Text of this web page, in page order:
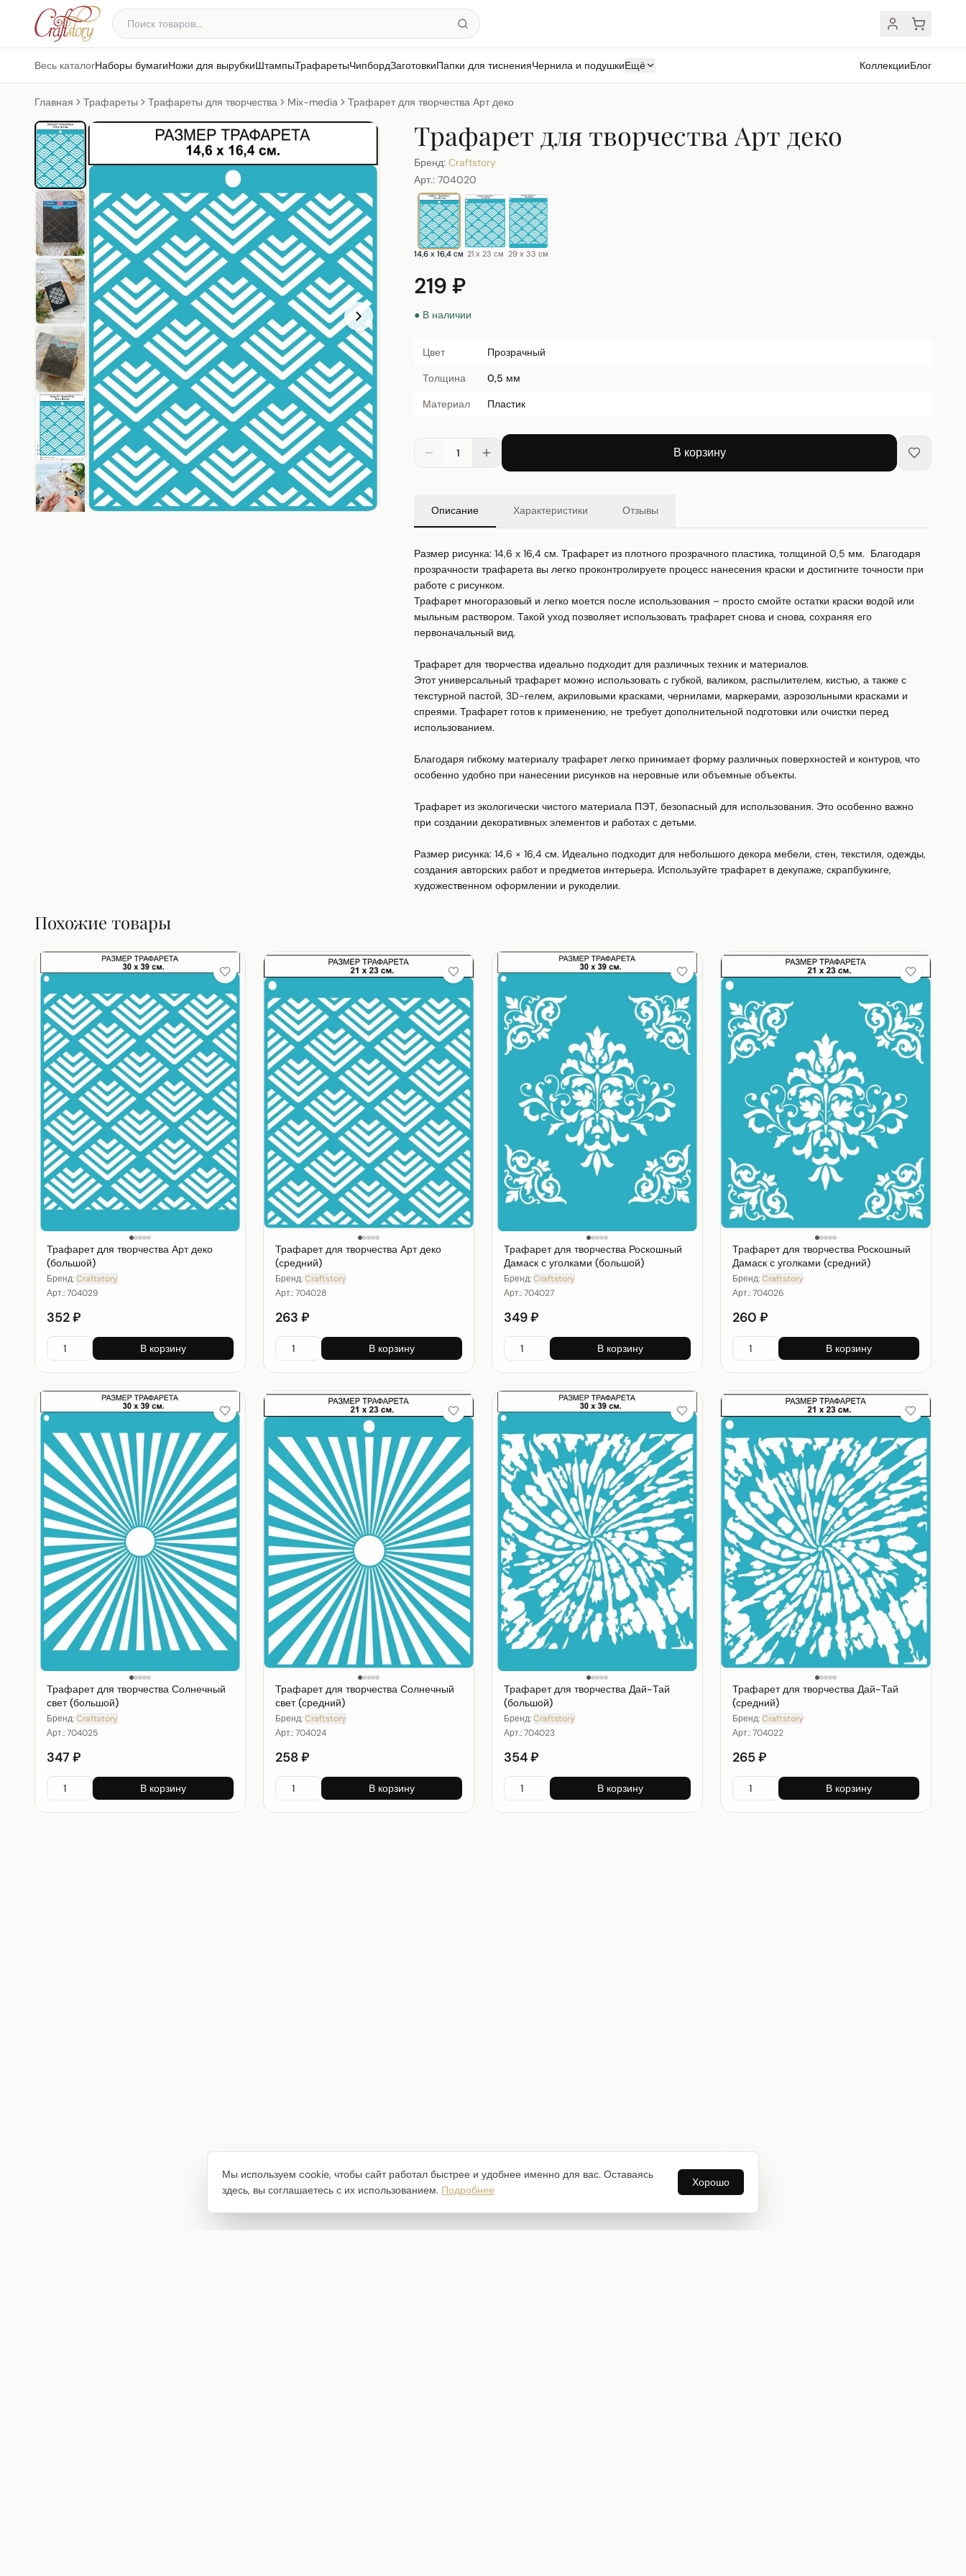
Весь каталогНаборы бумагиНожи для вырубкиШтампыТрафаретыЧипбордЗаготовкиПапки для тисненияЧернила и подушкиЕщё КоллекцииБлог
Главная Трафареты Трафареты для творчества Mix-media Трафарет для творчества Арт деко
Трафарет для творчества Арт деко
Бренд: Craftstory
Арт.: 704020
14,6 х 16,4 см 21 х 23 см 29 х 33 см
219 ₽
● В наличии
Цвет
Прозрачный
Толщина
0,5 мм
Материал
Пластик
1 В корзину
Описание Характеристики Отзывы
Размер рисунка: 14,6 х 16,4 см. Трафарет из плотного прозрачного пластика, толщиной 0,5 мм.  Благодаря
прозрачности трафарета вы легко проконтролируете процесс нанесения краски и достигните точности при
работе с рисунком.
Трафарет многоразовый и легко моется после использования – просто смойте остатки краски водой или
мыльным раствором. Такой уход позволяет использовать трафарет снова и снова, сохраняя его
первоначальный вид.
Трафарет для творчества идеально подходит для различных техник и материалов.
Этот универсальный трафарет можно использовать с губкой, валиком, распылителем, кистью, а также с
текстурной пастой, 3D-гелем, акриловыми красками, чернилами, маркерами, аэрозольными красками и
спреями. Трафарет готов к применению, не требует дополнительной подготовки или очистки перед
использованием.
Благодаря гибкому материалу трафарет легко принимает форму различных поверхностей и контуров, что
особенно удобно при нанесении рисунков на неровные или объемные объекты.
Трафарет из экологически чистого материала ПЭТ, безопасный для использования. Это особенно важно
при создании декоративных элементов и работах с детьми.
Размер рисунка: 14,6 × 16,4 см. Идеально подходит для небольшого декора мебели, стен, текстиля, одежды,
создания авторских работ и предметов интерьера. Используйте трафарет в декупаже, скрапбукинге,
художественном оформлении и рукоделии.
Похожие товары
Трафарет для творчества Арт деко
(большой)
Бренд:Craftstory
Арт.:704029
352 ₽
В корзину
Трафарет для творчества Арт деко
(средний)
Бренд:Craftstory
Арт.:704028
263 ₽
В корзину
Трафарет для творчества Роскошный
Дамаск с уголками (большой)
Бренд:Craftstory
Арт.:704027
349 ₽
В корзину
Трафарет для творчества Роскошный
Дамаск с уголками (средний)
Бренд:Craftstory
Арт.:704026
260 ₽
В корзину
Трафарет для творчества Солнечный
свет (большой)
Бренд:Craftstory
Арт.:704025
347 ₽
В корзину
Трафарет для творчества Солнечный
свет (средний)
Бренд:Craftstory
Арт.:704024
258 ₽
В корзину
Трафарет для творчества Дай-Тай
(большой)
Бренд:Craftstory
Арт.:704023
354 ₽
В корзину
Трафарет для творчества Дай-Тай
(средний)
Бренд:Craftstory
Арт.:704022
265 ₽
В корзину
Мы используем cookie, чтобы сайт работал быстрее и удобнее именно для вас. Оставаясь
здесь, вы соглашаетесь с их использованием. Подробнее
Хорошо